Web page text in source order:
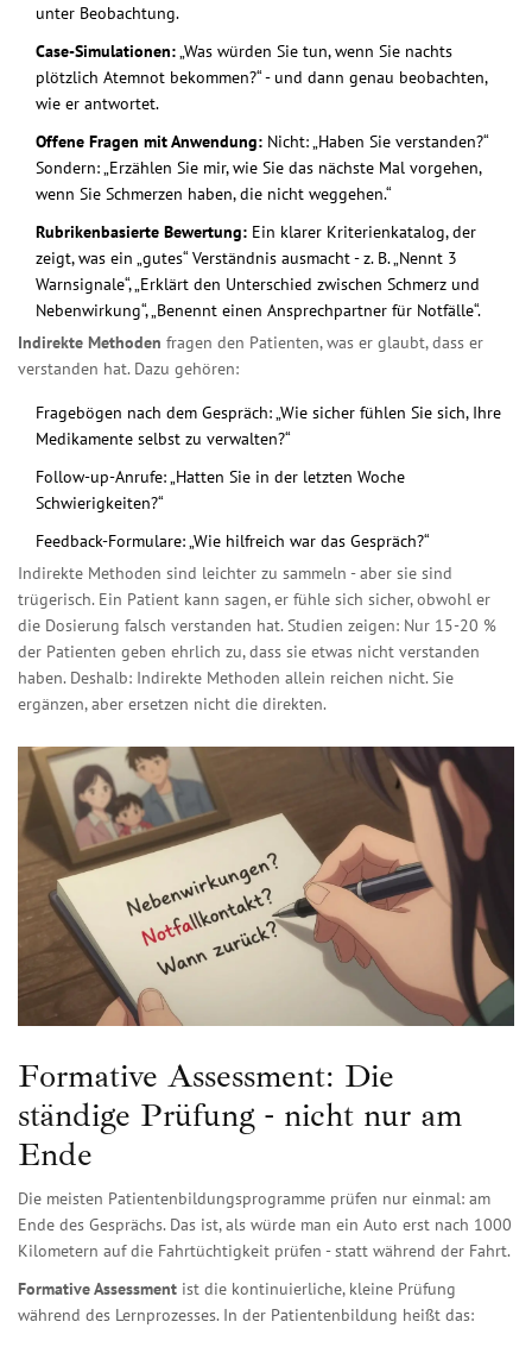
unter Beobachtung.
Case-Simulationen:„Was würden Sie tun, wenn Sie nachts
plötzlich Atemnot bekommen?“ - und dann genau beobachten,
wie er antwortet.
Offene Fragen mit Anwendung: Nicht: „Haben Sie verstanden?“
Sondern: „Erzählen Sie mir, wie Sie das nächste Mal vorgehen,
wenn Sie Schmerzen haben, die nicht weggehen.“
Rubrikenbasierte Bewertung: Ein klarer Kriterienkatalog, der
zeigt, was ein „gutes“ Verständnis ausmacht - z. B. „Nennt 3
Warnsignale“, „Erklärt den Unterschied zwischen Schmerz und
Nebenwirkung“, „Benennt einen Ansprechpartner für Notfälle“.
Indirekte Methoden fragen den Patienten, was er glaubt, dass er
verstanden hat. Dazu gehören:
Fragebögen nach dem Gespräch: „Wie sicher fühlen Sie sich, Ihre
Medikamente selbst zu verwalten?“
Follow-up-Anrufe: „Hatten Sie in der letzten Woche
Schwierigkeiten?“
Feedback-Formulare: „Wie hilfreich war das Gespräch?“
Indirekte Methoden sind leichter zu sammeln - aber sie sind
trügerisch. Ein Patient kann sagen, er fühle sich sicher, obwohl er
die Dosierung falsch verstanden hat. Studien zeigen: Nur 15-20 %
der Patienten geben ehrlich zu, dass sie etwas nicht verstanden
haben. Deshalb: Indirekte Methoden allein reichen nicht. Sie
ergänzen, aber ersetzen nicht die direkten.
Formative Assessment: Die
ständige Prüfung - nicht nur am
Ende
Die meisten Patientenbildungsprogramme prüfen nur einmal: am
Ende des Gesprächs. Das ist, als würde man ein Auto erst nach 1000
Kilometern auf die Fahrtüchtigkeit prüfen - statt während der Fahrt.
Formative Assessment ist die kontinuierliche, kleine Prüfung
während des Lernprozesses. In der Patientenbildung heißt das: